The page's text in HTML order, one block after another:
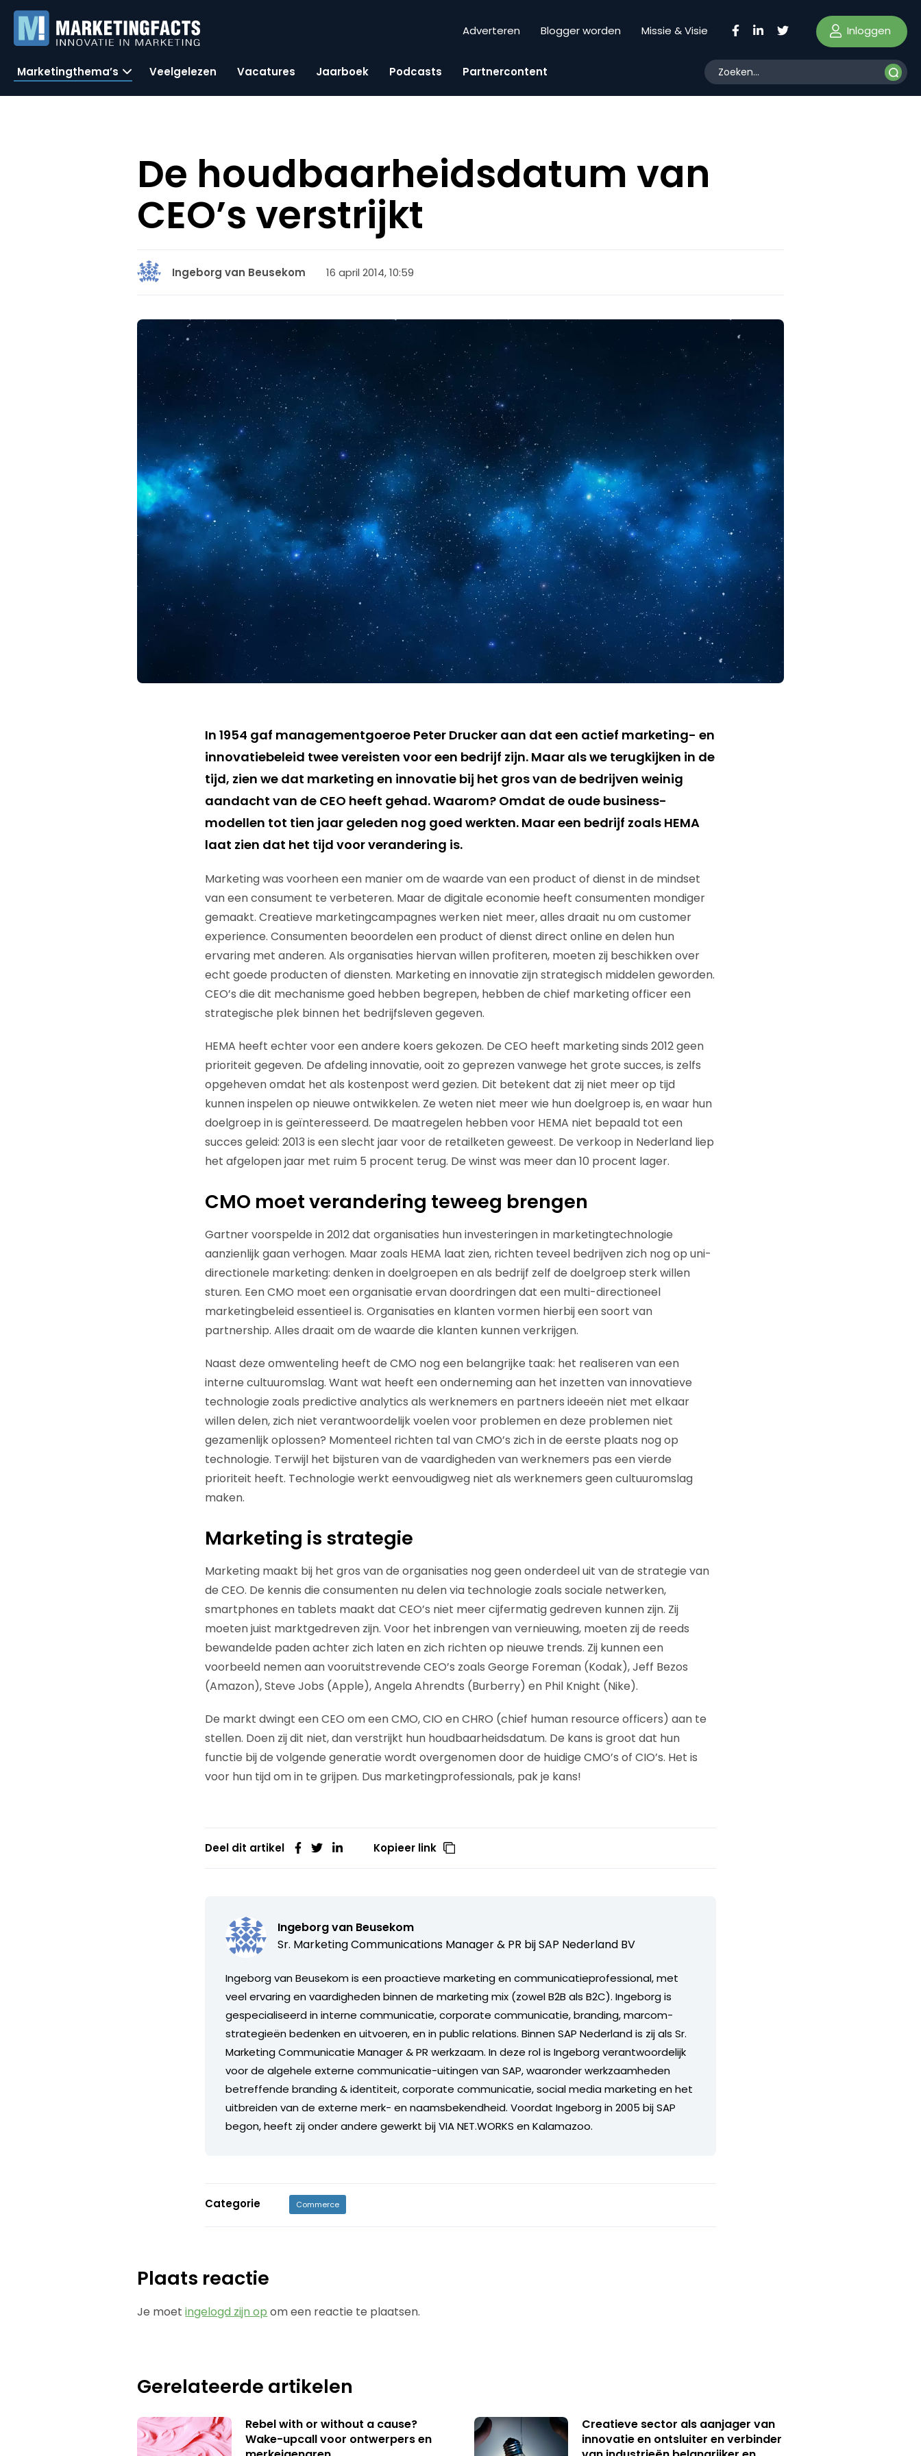
Adverteren Blogger worden Missie & Visie Inloggen
Marketingthema’s Veelgelezen Vacatures Jaarboek Podcasts Partnercontent
De houdbaarheidsdatum van
CEO’s verstrijkt
Ingeborg van Beusekom 16 april 2014, 10:59
In 1954 gaf managementgoeroe Peter Drucker aan dat een actief marketing- en
innovatiebeleid twee vereisten voor een bedrijf zijn. Maar als we terugkijken in de
tijd, zien we dat marketing en innovatie bij het gros van de bedrijven weinig
aandacht van de CEO heeft gehad. Waarom? Omdat de oude business-
modellen tot tien jaar geleden nog goed werkten. Maar een bedrijf zoals HEMA
laat zien dat het tijd voor verandering is.
Marketing was voorheen een manier om de waarde van een product of dienst in de mindset
van een consument te verbeteren. Maar de digitale economie heeft consumenten mondiger
gemaakt. Creatieve marketingcampagnes werken niet meer, alles draait nu om customer
experience. Consumenten beoordelen een product of dienst direct online en delen hun
ervaring met anderen. Als organisaties hiervan willen profiteren, moeten zij beschikken over
echt goede producten of diensten. Marketing en innovatie zijn strategisch middelen geworden.
CEO’s die dit mechanisme goed hebben begrepen, hebben de chief marketing officer een
strategische plek binnen het bedrijfsleven gegeven.
HEMA heeft echter voor een andere koers gekozen. De CEO heeft marketing sinds 2012 geen
prioriteit gegeven. De afdeling innovatie, ooit zo geprezen vanwege het grote succes, is zelfs
opgeheven omdat het als kostenpost werd gezien. Dit betekent dat zij niet meer op tijd
kunnen inspelen op nieuwe ontwikkelen. Ze weten niet meer wie hun doelgroep is, en waar hun
doelgroep in is geïnteresseerd. De maatregelen hebben voor HEMA niet bepaald tot een
succes geleid: 2013 is een slecht jaar voor de retailketen geweest. De verkoop in Nederland liep
het afgelopen jaar met ruim 5 procent terug. De winst was meer dan 10 procent lager.
CMO moet verandering teweeg brengen
Gartner voorspelde in 2012 dat organisaties hun investeringen in marketingtechnologie
aanzienlijk gaan verhogen. Maar zoals HEMA laat zien, richten teveel bedrijven zich nog op uni-
directionele marketing: denken in doelgroepen en als bedrijf zelf de doelgroep sterk willen
sturen. Een CMO moet een organisatie ervan doordringen dat een multi-directioneel
marketingbeleid essentieel is. Organisaties en klanten vormen hierbij een soort van
partnership. Alles draait om de waarde die klanten kunnen verkrijgen.
Naast deze omwenteling heeft de CMO nog een belangrijke taak: het realiseren van een
interne cultuuromslag. Want wat heeft een onderneming aan het inzetten van innovatieve
technologie zoals predictive analytics als werknemers en partners ideeën niet met elkaar
willen delen, zich niet verantwoordelijk voelen voor problemen en deze problemen niet
gezamenlijk oplossen? Momenteel richten tal van CMO’s zich in de eerste plaats nog op
technologie. Terwijl het bijsturen van de vaardigheden van werknemers pas een vierde
prioriteit heeft. Technologie werkt eenvoudigweg niet als werknemers geen cultuuromslag
maken.
Marketing is strategie
Marketing maakt bij het gros van de organisaties nog geen onderdeel uit van de strategie van
de CEO. De kennis die consumenten nu delen via technologie zoals sociale netwerken,
smartphones en tablets maakt dat CEO’s niet meer cijfermatig gedreven kunnen zijn. Zij
moeten juist marktgedreven zijn. Voor het inbrengen van vernieuwing, moeten zij de reeds
bewandelde paden achter zich laten en zich richten op nieuwe trends. Zij kunnen een
voorbeeld nemen aan vooruitstrevende CEO’s zoals George Foreman (Kodak), Jeff Bezos
(Amazon), Steve Jobs (Apple), Angela Ahrendts (Burberry) en Phil Knight (Nike).
De markt dwingt een CEO om een CMO, CIO en CHRO (chief human resource officers) aan te
stellen. Doen zij dit niet, dan verstrijkt hun houdbaarheidsdatum. De kans is groot dat hun
functie bij de volgende generatie wordt overgenomen door de huidige CMO’s of CIO’s. Het is
voor hun tijd om in te grijpen. Dus marketingprofessionals, pak je kans!
Deel dit artikel Kopieer link
Ingeborg van Beusekom
Sr. Marketing Communications Manager & PR bijSAP Nederland BV
Ingeborg van Beusekom is een proactieve marketing en communicatieprofessional, met
veel ervaring en vaardigheden binnen de marketing mix (zowel B2B als B2C). Ingeborg is
gespecialiseerd in interne communicatie, corporate communicatie, branding, marcom-
strategieën bedenken en uitvoeren, en in public relations. Binnen SAP Nederland is zij als Sr.
Marketing Communicatie Manager & PR werkzaam. In deze rol is Ingeborg verantwoordelijk
voor de algehele externe communicatie-uitingen van SAP, waaronder werkzaamheden
betreffende branding & identiteit, corporate communicatie, social media marketing en het
uitbreiden van de externe merk- en naamsbekendheid. Voordat Ingeborg in 2005 bij SAP
begon, heeft zij onder andere gewerkt bij VIA NET.WORKS en Kalamazoo.
Categorie Commerce
Plaats reactie
Je moetingelogd zijn op om een reactie te plaatsen.
Gerelateerde artikelen
Rebel with or without a cause?
Wake-upcall voor ontwerpers en
Creatieve sector als aanjager van
innovatie en ontsluiter en verbinder